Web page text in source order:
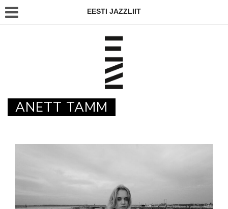
EESTI JAZZLIIT
ANETT TAMM